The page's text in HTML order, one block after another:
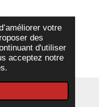
votre
des
d'utiliser
acceptez notre